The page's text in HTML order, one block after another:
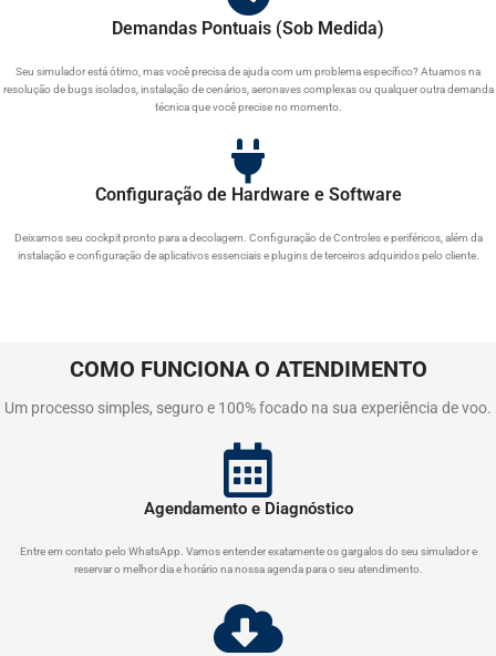
Demandas Pontuais (Sob Medida)
Seu simulador está ótimo, mas você precisa de ajuda com um problema específico? Atuamos na
resolução de bugs isolados, instalação de cenários, aeronaves complexas ou qualquer outra demanda
técnica que você precise no momento.
Configuração de Hardware e Software
Deixamos seu cockpit pronto para a decolagem. Configuração de Controles e periféricos, além da
instalação e configuração de aplicativos essenciais e plugins de terceiros adquiridos pelo cliente.
COMO FUNCIONA O ATENDIMENTO
Um processo simples, seguro e 100% focado na sua experiência de voo.
Agendamento e Diagnóstico
Entre em contato pelo WhatsApp. Vamos entender exatamente os gargalos do seu simulador e
reservar o melhor dia e horário na nossa agenda para o seu atendimento.